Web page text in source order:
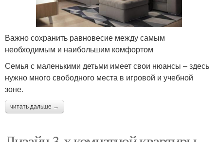
Важно сохранить равновесие между самым
необходимым и наибольшим комфортом
Семья с маленькими детьми имеет свои нюансы – здесь
нужно много свободного места в игровой и учебной
зоне.
читать дальше →